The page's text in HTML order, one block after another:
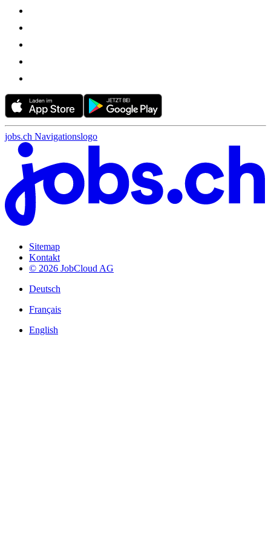
jobs.ch Navigationslogo
Sitemap
Kontakt
© 2026 JobCloud AG
Deutsch
Français
English